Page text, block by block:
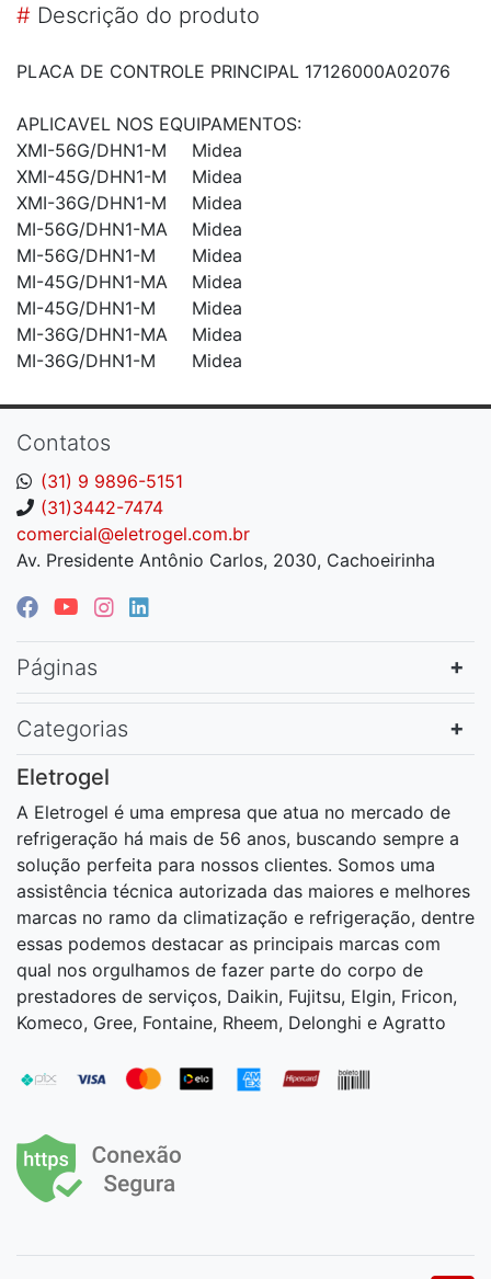
# Descrição do produto
PLACA DE CONTROLE PRINCIPAL 17126000A02076
APLICAVEL NOS EQUIPAMENTOS:
XMI-56G/DHN1-M
Midea
XMI-45G/DHN1-M
Midea
XMI-36G/DHN1-M
Midea
MI-56G/DHN1-MA
Midea
MI-56G/DHN1-M
Midea
MI-45G/DHN1-MA
Midea
MI-45G/DHN1-M
Midea
MI-36G/DHN1-MA
Midea
MI-36G/DHN1-M
Midea
Contatos
(31) 9 9896-5151
(31)3442-7474
comercial@eletrogel.com.br
Av. Presidente Antônio Carlos, 2030, Cachoeirinha
Páginas
Categorias
Eletrogel
A Eletrogel é uma empresa que atua no mercado de
refrigeração há mais de 56 anos, buscando sempre a
solução perfeita para nossos clientes. Somos uma
assistência técnica autorizada das maiores e melhores
marcas no ramo da climatização e refrigeração, dentre
essas podemos destacar as principais marcas com
qual nos orgulhamos de fazer parte do corpo de
prestadores de serviços, Daikin, Fujitsu, Elgin, Fricon,
Komeco, Gree, Fontaine, Rheem, Delonghi e Agratto